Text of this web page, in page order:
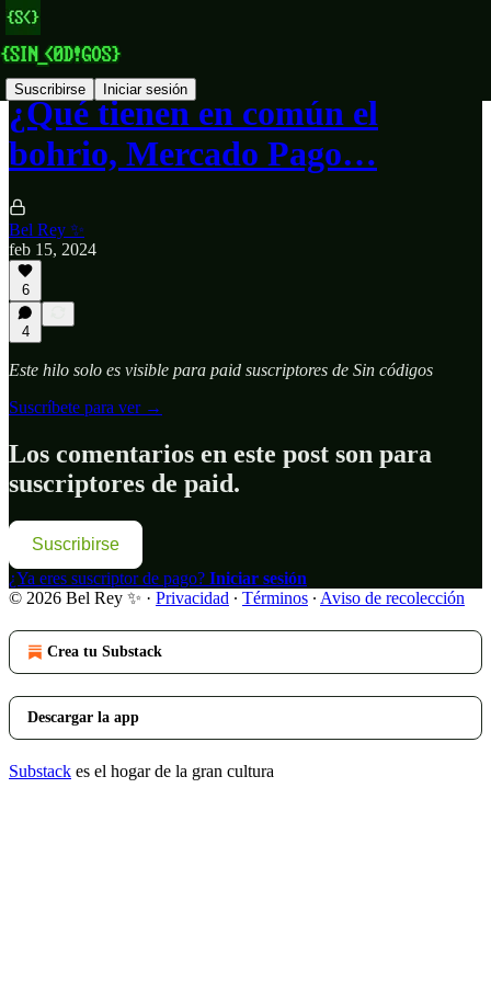
Suscribirse Iniciar sesión
¿Qué tienen en común el
bohrio, Mercado Pago…
Bel Rey ✨
feb 15, 2024
6
4
Este hilo solo es visible para paid suscriptores de Sin códigos
Suscríbete para ver →
Los comentarios en este post son para
suscriptores de paid.
Suscribirse
¿Ya eres suscriptor de pago? Iniciar sesión
© 2026 Bel Rey ✨ · Privacidad ∙ Términos ∙ Aviso de recolección
Crea tu Substack
Descargar la app
Substack es el hogar de la gran cultura